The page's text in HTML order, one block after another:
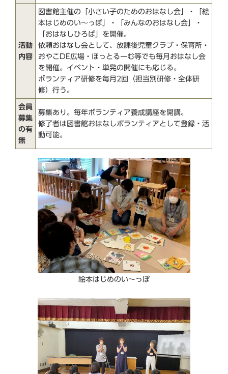
活動
内容
図書館主催の「小さい子のためのおはなし会」・「絵
本はじめのい～っぽ」・「みんなのおはなし会」・
「おはなしひろば」を開催。
依頼おはなし会として、放課後児童クラブ・保育所・
おやこDE広場・ほっとるーむ等でも毎月おはなし会
を開催。イベント・単発の開催にも応じる。
ボランティア研修を毎月2回（担当別研修・全体研
修）行う。
会員
募集
の有
無
募集あり。毎年ボランティア養成講座を開講。
修了者は図書館おはなしボランティアとして登録・活
動可能。
絵本はじめのい～っぽ